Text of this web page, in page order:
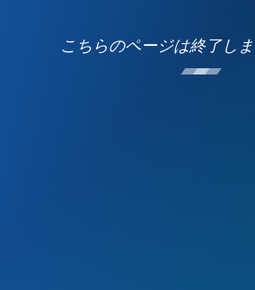
こちらのページは終了し